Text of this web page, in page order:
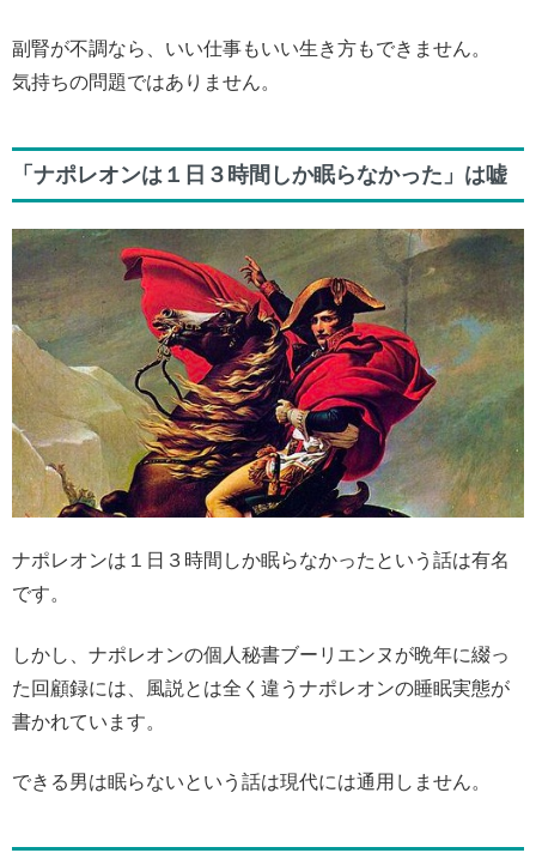
副腎が不調なら、いい仕事もいい生き方もできません。
気持ちの問題ではありません。
「ナポレオンは１日３時間しか眠らなかった」は嘘
ナポレオンは１日３時間しか眠らなかったという話は有名
です。
しかし、ナポレオンの個人秘書ブーリエンヌが晩年に綴っ
た回顧録には、風説とは全く違うナポレオンの睡眠実態が
書かれています。
できる男は眠らないという話は現代には通用しません。